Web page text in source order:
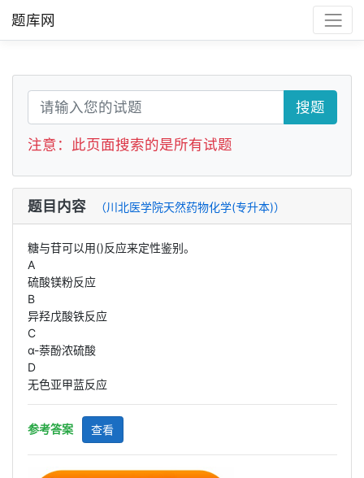
题库网
搜题
注意：此页面搜索的是所有试题
题目内容 （川北医学院天然药物化学(专升本)）
糖与苷可以用()反应来定性鉴别。
A
硫酸镁粉反应
B
异羟戊酸铁反应
C
α-萘酚浓硫酸
D
无色亚甲蓝反应
参考答案 查看